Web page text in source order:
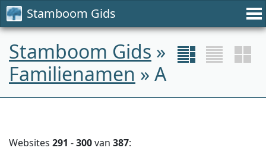
Stamboom Gids
Stamboom Gids »
Familienamen » A
Websites 291 -300van 387: